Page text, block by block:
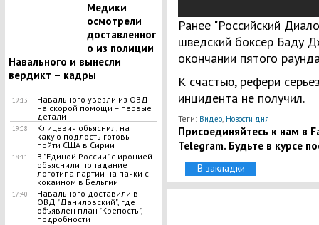
Медики
осмотрели
доставленног
о из полиции
Навального и вынесли
вердикт – кадры
19:13
Навального увезли из ОВД
на скорой помощи – первые
детали
19:08
Клицевич объяснил, на
какую подлость готовы
пойти США в Сирии
18:11
В "Единой России" с иронией
объяснили попадание
логотипа партии на пачки с
кокаином в Бельгии
17:40
Навального доставили в
ОВД "Даниловский", где
объявлен план "Крепость", -
подробности
Ранее "Российский
шведский боксер Баду
окончании пятого
К счастью, рефери
инцидента не получил.
Теги: Видео, Новости дня
Присоединяйтесь к нам в
Telegram. Будьте в курсе
В закладки